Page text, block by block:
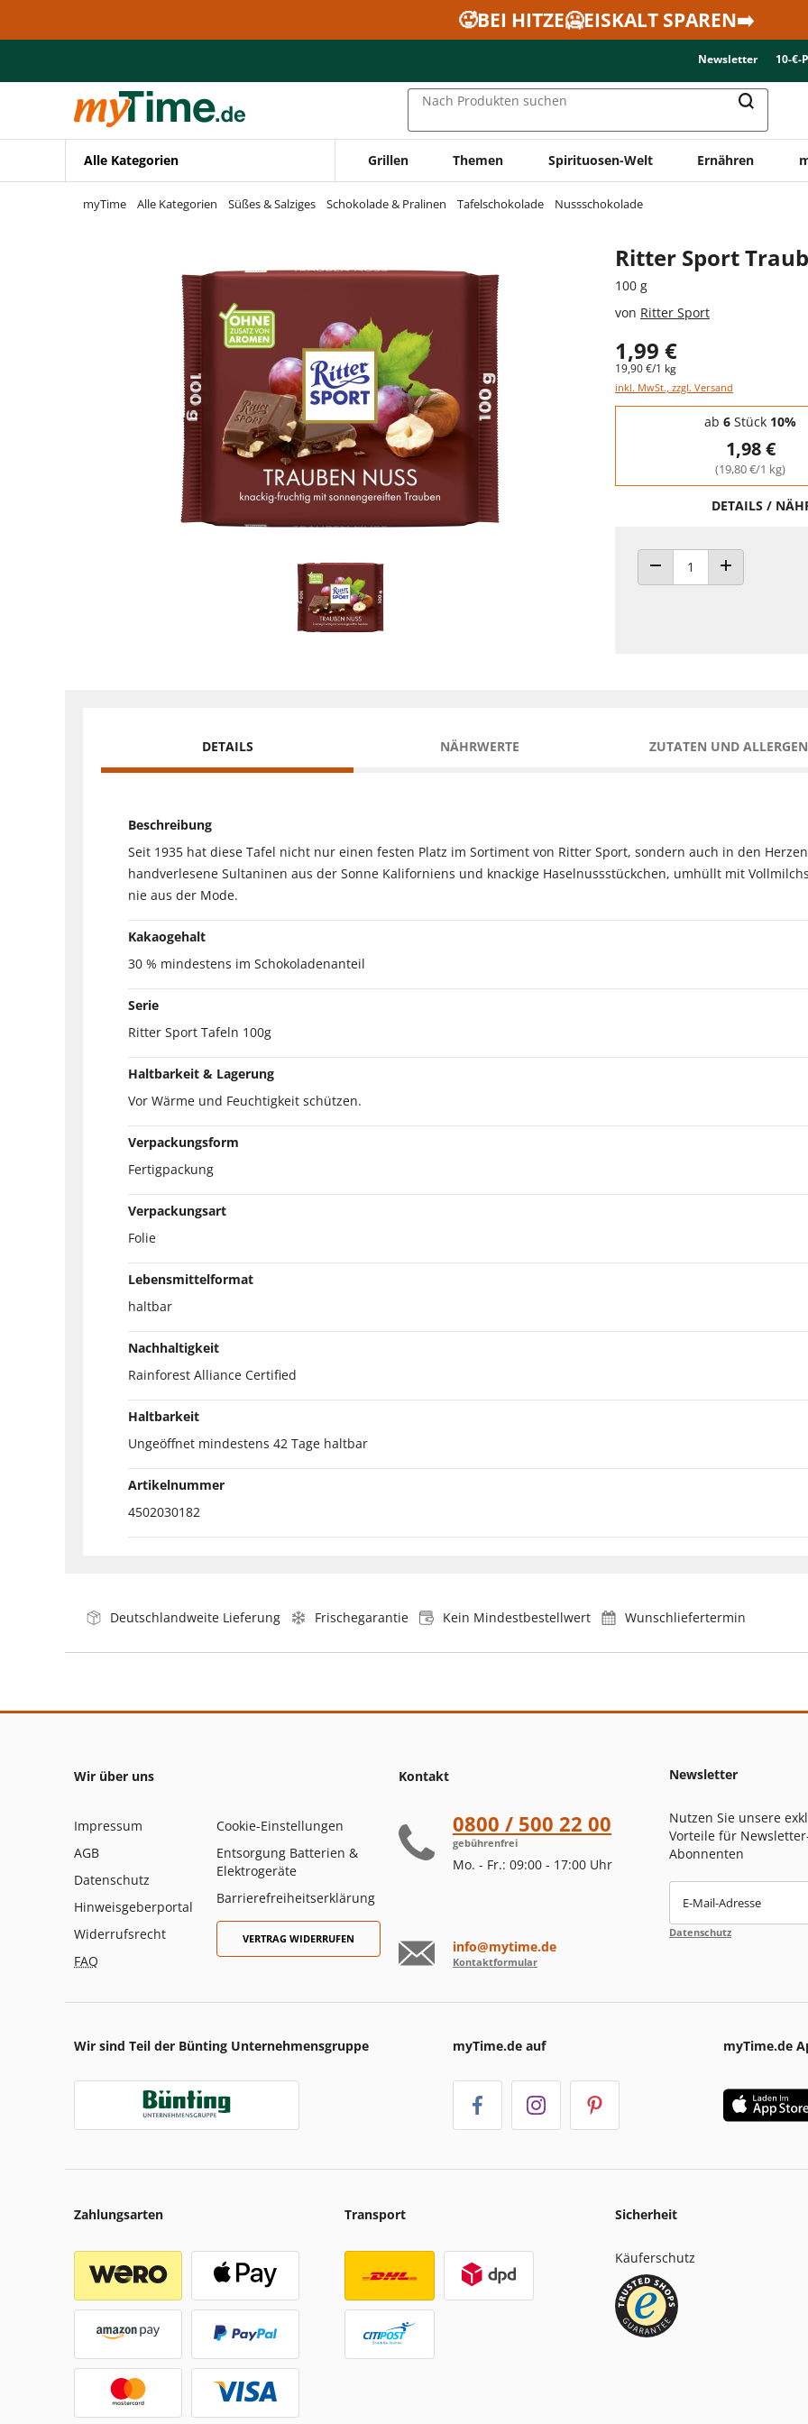
Zur Navigation springen
🥵BEI HITZE🥶EISKALT SPAREN➡️
Newsletter 10-€-
Nach Produkten suchen
Alle Kategorien Grillen Themen Spirituosen-Welt Ernähren
myTime Alle Kategorien Süßes & Salziges Schokolade & Pralinen Tafelschokolade Nussschokolade
Ritter Sport
100 g
von Ritter Sport
1,99 €
19,90 €/1 kg
inkl. MwSt., zzgl. Versand
Staffelpreise - Mengenrabatt
ab 6 Stück 10%
1,98 €
(19,80 €/1 kg)
DETAILS /
ANZAHL VERRINGERN
ANZAHL
DETAILS NÄHRWERTE ZUTATEN UND
Beschreibung
Seit 1935 hat diese Tafel nicht nur einen festen Platz im Sortiment von Ritter Sport, sondern auch in den
handverlesene Sultaninen aus der Sonne Kaliforniens und knackige Haselnussstückchen, umhüllt mit
nie aus der Mode.
Kakaogehalt
30 % mindestens im Schokoladenanteil
Serie
Ritter Sport Tafeln 100g
Haltbarkeit & Lagerung
Vor Wärme und Feuchtigkeit schützen.
Verpackungsform
Fertigpackung
Verpackungsart
Folie
Lebensmittelformat
haltbar
Nachhaltigkeit
Rainforest Alliance Certified
Haltbarkeit
Ungeöffnet mindestens 42 Tage haltbar
Artikelnummer
4502030182
Deutschlandweite Lieferung Frischegarantie Kein Mindestbestellwert Wunschliefertermin
Wir über uns
Impressum
AGB
Datenschutz
Hinweisgeberportal
Widerrufsrecht
FAQ
Cookie-Einstellungen
Entsorgung Batterien &
Elektrogeräte
Barrierefreiheitserklärung
VERTRAG WIDERRUFEN
Kontakt
0800 / 500 22 00
gebührenfrei
Mo. - Fr.: 09:00 - 17:00 Uhr
info@mytime.de
Kontaktformular
Newsletter
Nutzen Sie unsere
Vorteile für
Abonnenten
E-Mail-Adresse
Datenschutz
Wir sind Teil der Bünting Unternehmensgruppe myTime.de auf myTime.de
Zahlungsarten Transport Sicherheit
Käuferschutz